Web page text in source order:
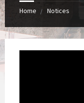
Home Notices